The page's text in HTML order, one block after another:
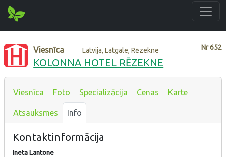
Nr652
Viesnīca Latvija, Latgale, Rēzekne
KOLONNA HOTEL RĒZEKNE
Viesnīca Foto Specializācija Cenas Karte
Atsauksmes Info
Kontaktinformācija
Ineta Lantone